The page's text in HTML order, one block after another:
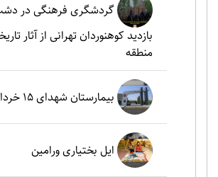
گردشگری فرهنگی در
بازدید کوهنوردان تهرانی از آثار
منطقه
بیمارستان شهدای 15 خرداد ورامین
ایل بختیاری ورامین